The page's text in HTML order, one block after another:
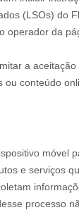
(LSOs) do
da
a
conteúdo
e serviços
processo